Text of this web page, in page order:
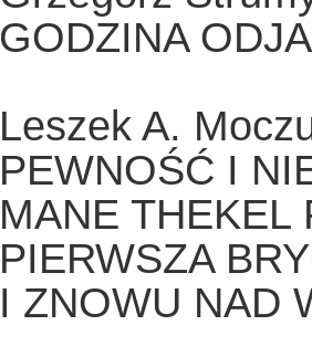
GODZINA
Leszek A.
PEWNOŚĆ I
MANE THEKEL
PIERWSZA
I ZNOWU NAD